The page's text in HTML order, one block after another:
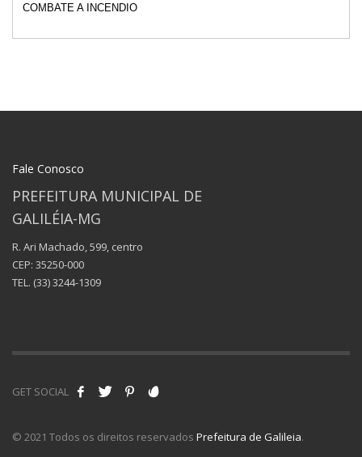
COMBATE A INCENDIO
Fale Conosco
PREFEITURA MUNICIPAL DE
GALILÉIA-MG
R. Ari Machado, 599, centro
CEP: 35250-000
TEL. (33) 3244-1309
GET SOCIAL
© 2021 Todos os direitos reservados Prefeitura de Galileia.